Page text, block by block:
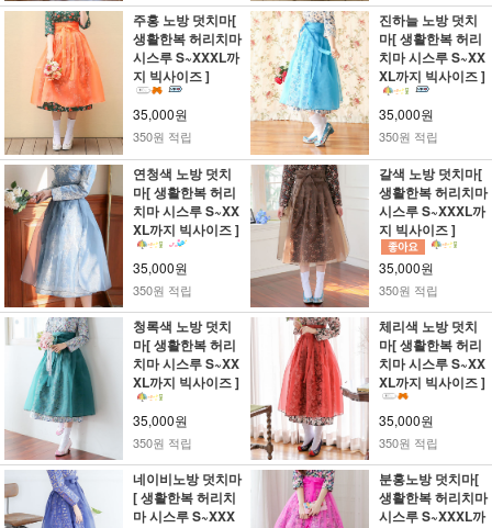
주홍 노방 덧치마[
생활한복 허리치마
시스루 S~XXXL까
지 빅사이즈 ]
35,000원
350원 적립
진하늘 노방 덧치
마[ 생활한복 허리
치마 시스루 S~XX
XL까지 빅사이즈 ]
35,000원
350원 적립
연청색 노방 덧치
마[ 생활한복 허리
치마 시스루 S~XX
XL까지 빅사이즈 ]
35,000원
350원 적립
갈색 노방 덧치마[
생활한복 허리치마
시스루 S~XXXL까
지 빅사이즈 ]
35,000원
350원 적립
청록색 노방 덧치
마[ 생활한복 허리
치마 시스루 S~XX
XL까지 빅사이즈 ]
35,000원
350원 적립
체리색 노방 덧치
마[ 생활한복 허리
치마 시스루 S~XX
XL까지 빅사이즈 ]
35,000원
350원 적립
네이비노방 덧치마
[ 생활한복 허리치
마 시스루 S~XXX
분홍노방 덧치마[
생활한복 허리치마
시스루 S~XXXL까